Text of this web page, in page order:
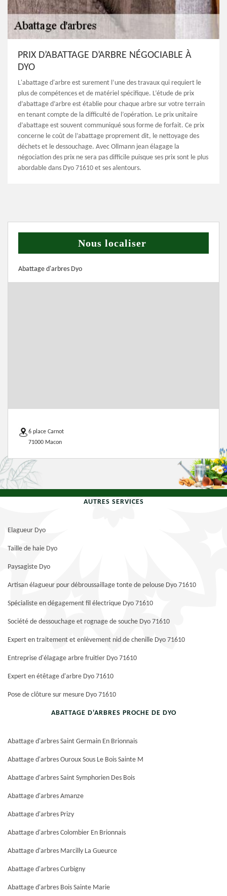
PRIX D’ABATTAGE D’ARBRE NÉGOCIABLE À
DYO
L'abattage d'arbre est surement l’une des travaux qui requiert le
plus de compétences et de matériel spécifique. L’étude de prix
d’abattage d’arbre est établie pour chaque arbre sur votre terrain
en tenant compte de la difficulté de l’opération. Le prix unitaire
d’abattage est souvent communiqué sous forme de forfait. Ce prix
concerne le coût de l’abattage proprement dit, le nettoyage des
déchets et le dessouchage. Avec Ollmann jean élagage la
négociation des prix ne sera pas difficile puisque ses prix sont le plus
abordable dans Dyo 71610 et ses alentours.
Nous localiser
Abattage d'arbres Dyo
6 place Carnot
71000 Macon
AUTRES SERVICES
Elagueur Dyo
Taille de haie Dyo
Paysagiste Dyo
Artisan élagueur pour débroussaillage tonte de pelouse Dyo 71610
Spécialiste en dégagement fil électrique Dyo 71610
Société de dessouchage et rognage de souche Dyo 71610
Expert en traitement et enlèvement nid de chenille Dyo 71610
Entreprise d'élagage arbre fruitier Dyo 71610
Expert en étêtage d'arbre Dyo 71610
Pose de clôture sur mesure Dyo 71610
ABATTAGE D'ARBRES PROCHE DE DYO
Abattage d'arbres Saint Germain En Brionnais
Abattage d'arbres Ouroux Sous Le Bois Sainte M
Abattage d'arbres Saint Symphorien Des Bois
Abattage d'arbres Amanze
Abattage d'arbres Prizy
Abattage d'arbres Colombier En Brionnais
Abattage d'arbres Marcilly La Gueurce
Abattage d'arbres Curbigny
Abattage d'arbres Bois Sainte Marie